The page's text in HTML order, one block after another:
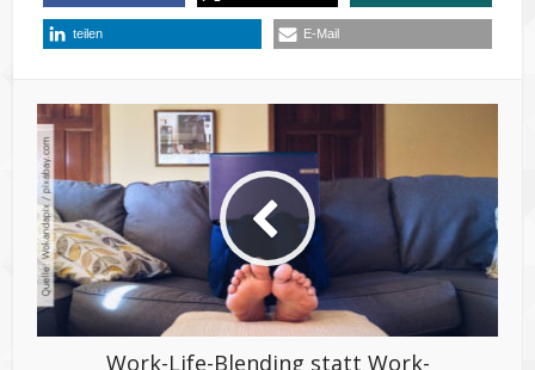
teilen E-Mail
Work-Life-Blending statt Work-